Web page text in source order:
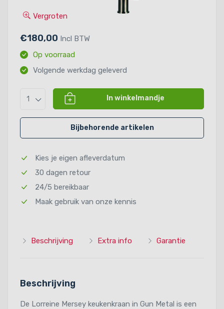
Vergroten
€180,00 Incl BTW
Op voorraad
Volgende werkdag geleverd
1 In winkelmandje
Bijbehorende artikelen
Kies je eigen afleverdatum
30 dagen retour
24/5 bereikbaar
Maak gebruik van onze kennis
Beschrijving Extra info Garantie
Beschrijving
De Lorreine Mersey keukenkraan in Gun Metal is een